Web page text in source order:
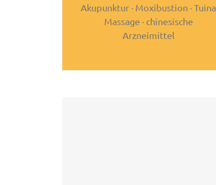
Akupunktur · Moxibustion · Tuina
Massage · chinesische
Arzneimittel